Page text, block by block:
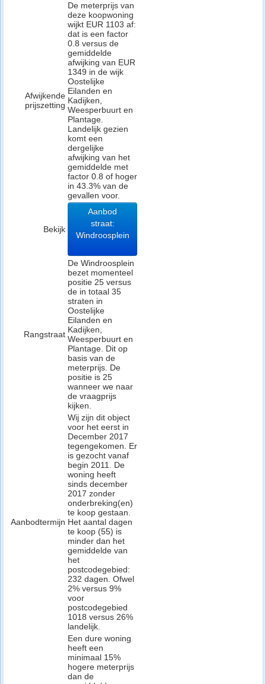
Afwijkende
prijszetting
De meterprijs van
deze koopwoning
wijkt EUR 1103 af:
dat is een factor
0.8 versus de
gemiddelde
afwijking van EUR
1349 in de wijk
Oostelijke
Eilanden en
Kadijken,
Weesperbuurt en
Plantage.
Landelijk gezien
komt een
dergelijke
afwijking van het
gemiddelde met
factor 0.8 of hoger
in 43.3% van de
gevallen voor.
Bekijk
Aanbod
straat:
Windroosplein
Rangstraat
De Windroosplein
bezet momenteel
positie 25 versus
de in totaal 35
straten in
Oostelijke
Eilanden en
Kadijken,
Weesperbuurt en
Plantage. Dit op
basis van de
meterprijs. De
positie is 25
wanneer we naar
de vraagprijs
kijken.
Aanbodtermijn
Wij zijn dit object
voor het eerst in
December 2017
tegengekomen. Er
is gezocht vanaf
begin 2011. De
woning heeft
sinds december
2017 zonder
onderbreking(en)
te koop gestaan.
Het aantal dagen
te koop (55) is
minder dan het
gemiddelde van
het
postcodegebied:
232 dagen. Ofwel
2% versus 9%
voor
postcodegebied
1018 versus 26%
landelijk.
Een dure woning
heeft een
minimaal 15%
hogere meterprijs
dan de